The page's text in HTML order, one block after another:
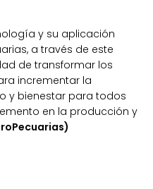
y su aplicación
a través de este
de transformar los
incrementar la
y bienestar para todos
en la producción y